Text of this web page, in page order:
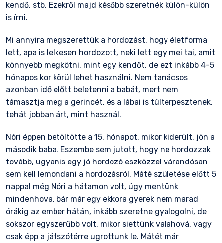
kendő, stb. Ezekről majd később szeretnék külön-külön
is írni.
Mi annyira megszerettük a hordozást, hogy életforma
lett, apa is lelkesen hordozott, neki lett egy mei tai, amit
könnyebb megkötni, mint egy kendőt, de ezt inkább 4-5
hónapos kor körül lehet használni. Nem tanácsos
azonban idő előtt beletenni a babát, mert nem
támasztja meg a gerincét, és a lábai is túlterpesztenek,
tehát jobban árt, mint használ.
Nóri éppen betöltötte a 15. hónapot, mikor kiderült, jön a
második baba. Eszembe sem jutott, hogy ne hordozzak
tovább, ugyanis egy jó hordozó eszközzel várandósan
sem kell lemondani a hordozásról. Máté születése előtt 5
nappal még Nóri a hátamon volt, úgy mentünk
mindenhova, bár már egy ekkora gyerek nem marad
órákig az ember hátán, inkább szeretne gyalogolni, de
sokszor egyszerűbb volt, mikor siettünk valahová, vagy
csak épp a játszótérre ugrottunk le. Mátét már